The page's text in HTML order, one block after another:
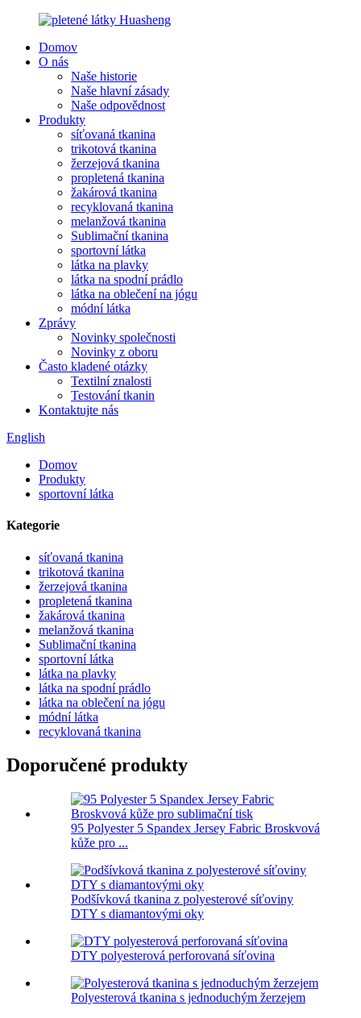
Domov
O nás
Naše historie
Naše hlavní zásady
Naše odpovědnost
Produkty
síťovaná tkanina
trikotová tkanina
žerzejová tkanina
propletená tkanina
žakárová tkanina
recyklovaná tkanina
melanžová tkanina
Sublimační tkanina
sportovní látka
látka na plavky
látka na spodní prádlo
látka na oblečení na jógu
módní látka
Zprávy
Novinky společnosti
Novinky z oboru
Často kladené otázky
Textilní znalosti
Testování tkanin
Kontaktujte nás
English
Domov
Produkty
sportovní látka
Kategorie
síťovaná tkanina
trikotová tkanina
žerzejová tkanina
propletená tkanina
žakárová tkanina
melanžová tkanina
Sublimační tkanina
sportovní látka
látka na plavky
látka na spodní prádlo
látka na oblečení na jógu
módní látka
recyklovaná tkanina
Doporučené produkty
95 Polyester 5 Spandex Jersey Fabric Broskvová
kůže pro ...
Podšívková tkanina z polyesterové síťoviny
DTY s diamantovými oky
DTY polyesterová perforovaná síťovina
Polyesterová tkanina s jednoduchým žerzejem